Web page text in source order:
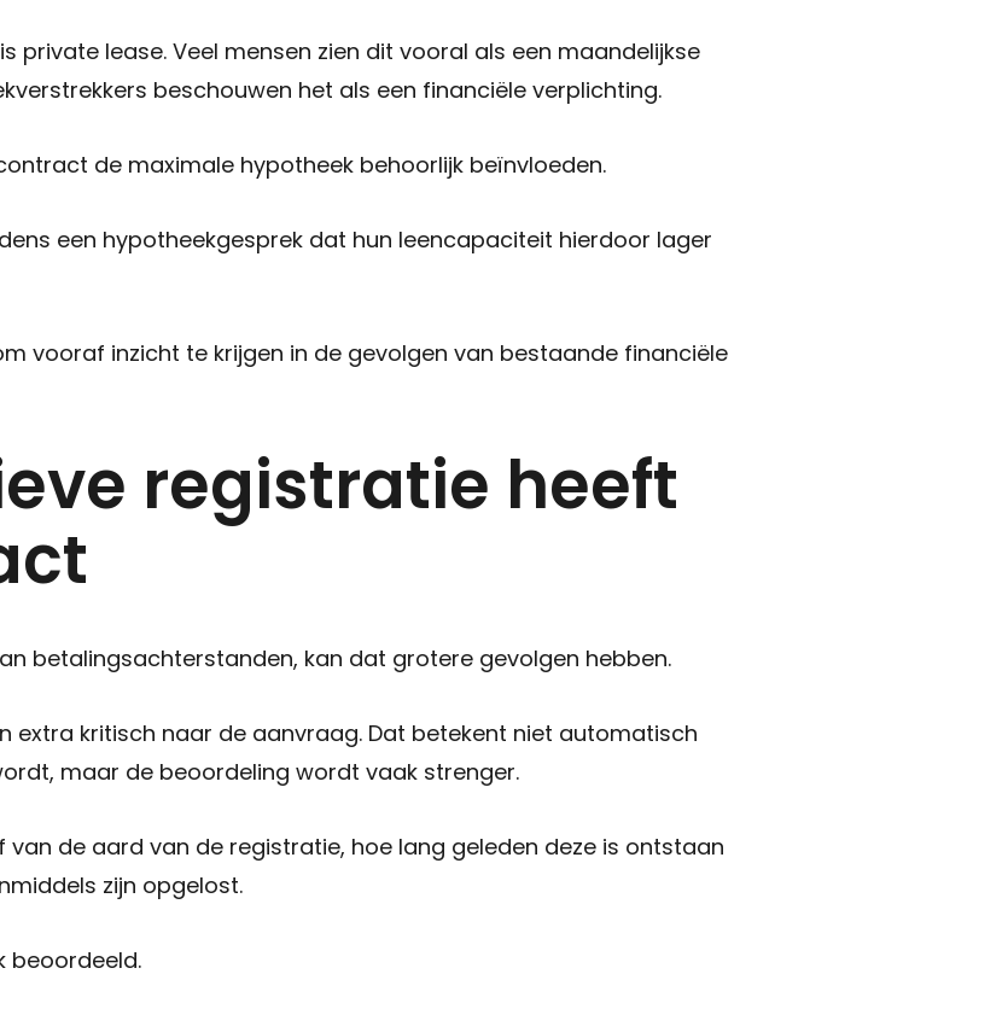
private lease. Veel mensen zien dit vooral als een maandelijkse
beschouwen het als een financiële verplichting.
de maximale hypotheek behoorlijk beïnvloeden.
een hypotheekgesprek dat hun leencapaciteit hierdoor lager
vooraf inzicht te krijgen in de gevolgen van bestaande financiële
registratie heeft
betalingsachterstanden, kan dat grotere gevolgen hebben.
extra kritisch naar de aanvraag. Dat betekent niet automatisch
maar de beoordeling wordt vaak strenger.
de aard van de registratie, hoe lang geleden deze is ontstaan
zijn opgelost.
beoordeeld.